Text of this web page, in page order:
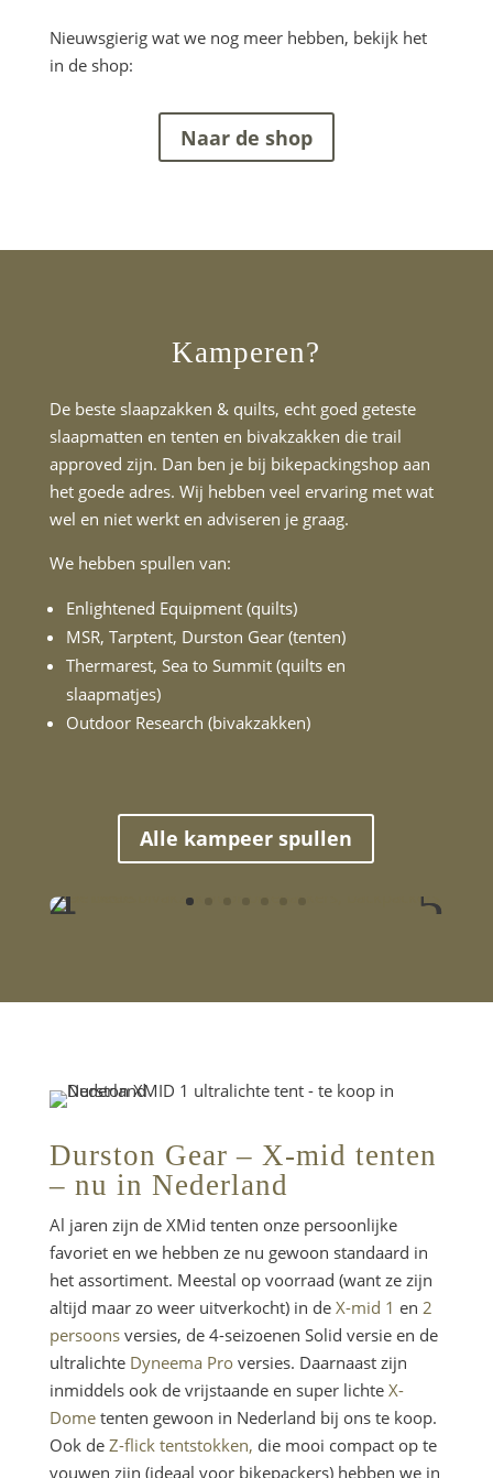
Nieuwsgierig wat we nog meer hebben, bekijk het
in de shop:
Naar de shop
Kamperen?
De beste slaapzakken & quilts, echt goed geteste
slaapmatten en tenten en bivakzakken die trail
approved zijn. Dan ben je bij bikepackingshop aan
het goede adres. Wij hebben veel ervaring met wat
wel en niet werkt en adviseren je graag.
We hebben spullen van:
Enlightened Equipment(quilts)
MSR, Tarptent, Durston Gear(tenten)
Thermarest, Sea to Summit (quilts en
slaapmatjes)
Outdoor Research (bivakzakken)
Alle kampeer spullen
Durston Gear – X-mid tenten
– nu in Nederland
Al jaren zijn de XMid tenten onze persoonlijke
favoriet en we hebben ze nu gewoon standaard in
het assortiment. Meestal op voorraad (want ze zijn
altijd maar zo weer uitverkocht) in de X-mid 1 en 2
persoonsversies, de 4-seizoenen Solid versie en de
ultralichte Dyneema Proversies. Daarnaast zijn
inmiddels ook de vrijstaande en super lichte X-
Dometenten gewoon in Nederland bij ons te koop.
Ook de Z-flick tentstokken, die mooi compact op te
vouwen zijn (ideaal voor bikepackers) hebben we in